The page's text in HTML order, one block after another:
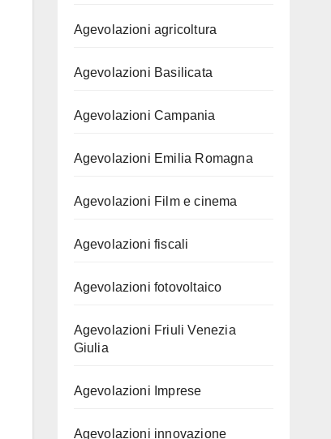
Agevolazioni agricoltura
Agevolazioni Basilicata
Agevolazioni Campania
Agevolazioni Emilia Romagna
Agevolazioni Film e cinema
Agevolazioni fiscali
Agevolazioni fotovoltaico
Agevolazioni Friuli Venezia
Giulia
Agevolazioni Imprese
Agevolazioni innovazione